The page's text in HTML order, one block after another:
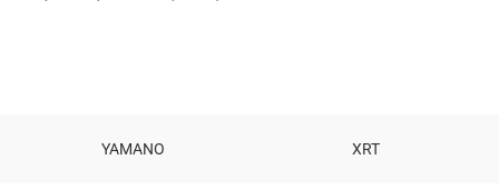
tuổi thọ cao. Động cơ chổi than
YAMANO XRT